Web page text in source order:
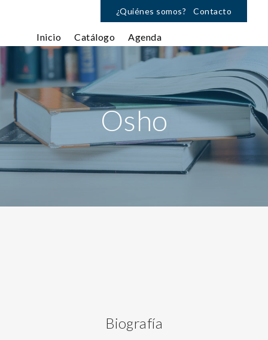
¿Quiénes somos? Contacto
Inicio Catálogo Agenda
Osho
Biografía